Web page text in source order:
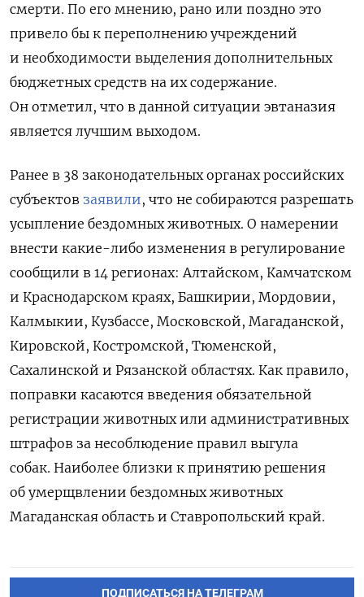
смерти. По его мнению, рано или поздно это
привело бы к переполнению учреждений
и необходимости выделения дополнительных
бюджетных средств на их содержание.
Он отметил, чтo в данной ситуации эвтаназия
является лучшим выходом.
Ранее в 38 законодательных органах российских
субъектов заявили, что не собираются разрешать
усыпление бездомных животных. О намерении
внести какие-либо изменения в регулирование
сообщили в 14 регионах: Алтайском, Камчатском
и Краснодарском краях, Башкирии, Мордовии,
Калмыкии, Кузбассе, Московской, Магаданской,
Кировской, Костромской, Тюменской,
Сахалинской и Рязанской областях. Как правило,
поправки касаются введения обязательной
регистрации животных или административных
штрафов за несоблюдение правил выгула
собак. Наиболее близки к принятию решения
об умерщвлении бездомных животных
Магаданская область и Ставропольский край.
ПОДПИСАТЬСЯ НА ТЕЛЕГРАМ